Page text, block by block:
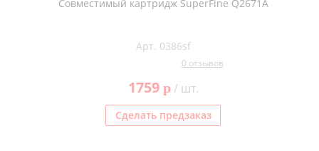
Совместимый картридж SuperFine Q2671A
Арт. 0386sf
0 отзывов
1759 p/ шт.
Сделать предзаказ